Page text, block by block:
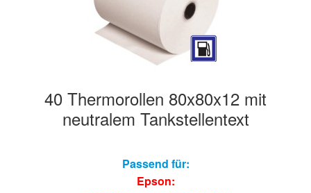
40 Thermorollen 80x80x12 mit
neutralem Tankstellentext
Passend für:
Epson: